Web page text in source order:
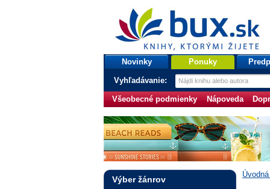
bux.sk
knihy, ktorými žijete
Úvodná stránka
Novinky Ponuky
Vyhľadávanie:
Všeobecné podmienky Nápoveda
Výber žánrov